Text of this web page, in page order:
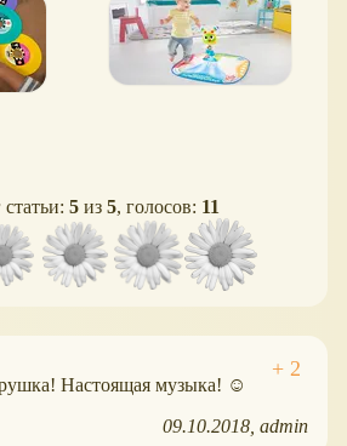
5из 5, голосов: 11
Настоящая музыка! ☺
09.10.2018 admin